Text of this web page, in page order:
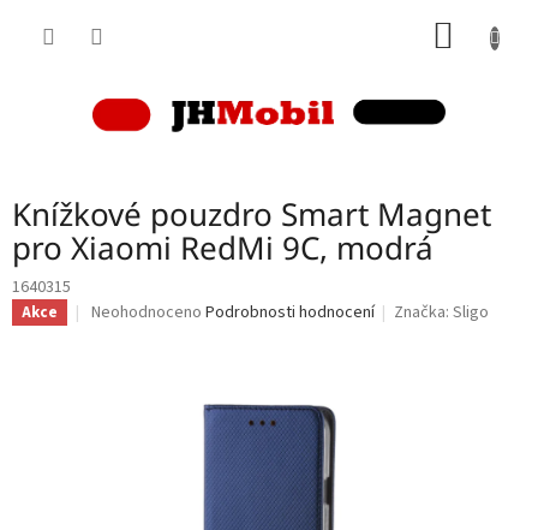
Knížkové pouzdro Smart Magnet
pro Xiaomi RedMi 9C, modrá
1640315
Akce
Průměrné
Neohodnoceno Podrobnosti hodnocení Značka:Sligo